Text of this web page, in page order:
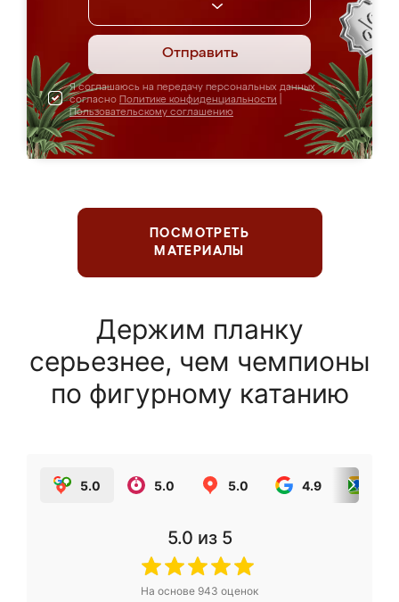
Отправить
Я соглашаюсь на передачу персональных данных
согласно Политике конфиденциальности
Пользовательскому соглашению
ПОСМОТРЕТЬ
МАТЕРИАЛЫ
Держим планку
серьезнее, чем чемпионы
по фигурному катанию
5.0 5.0 5.0 4.9
5.0 из 5
На основе 943 оценок